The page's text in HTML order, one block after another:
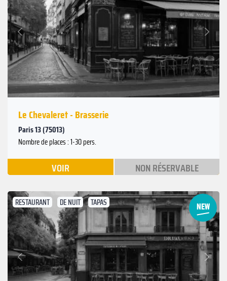
Précédent
Suivant
Le Chevaleret - Brasserie
Paris 13 (75013)
Nombre de places : 1-30 pers.
VOIR NON RÉSERVABLE
RESTAURANT DE NUIT TAPAS
Précédent
Suivant